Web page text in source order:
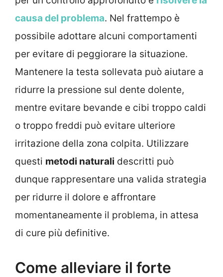
causa del problema. Nel frattempo è
possibile adottare alcuni comportamenti
per evitare di peggiorare la situazione.
Mantenere la testa sollevata può aiutare a
ridurre la pressione sul dente dolente,
mentre evitare bevande e cibi troppo caldi
o troppo freddi può evitare ulteriore
irritazione della zona colpita. Utilizzare
questi metodi naturali descritti può
dunque rappresentare una valida strategia
per ridurre il dolore e affrontare
momentaneamente il problema, in attesa
di cure più definitive.
Come alleviare il forte